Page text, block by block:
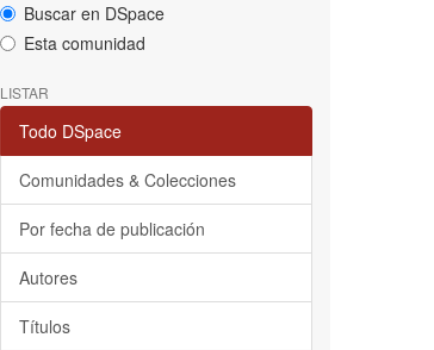
Buscar en DSpace
Esta comunidad
LISTAR
Todo DSpace
Comunidades & Colecciones
Por fecha de publicación
Autores
Títulos